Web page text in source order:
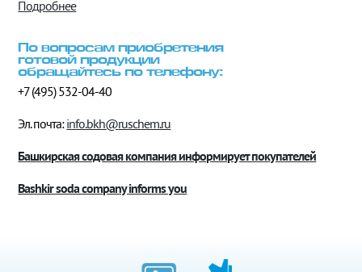
Подробнее
По вопросам приобретения
готовой продукции
обращайтесь по телефону:
+7 (495) 532-04-40
Эл. почта:info.bkh@ruschem.ru
Башкирская содовая компания информирует покупателей
Bashkir soda company informs you